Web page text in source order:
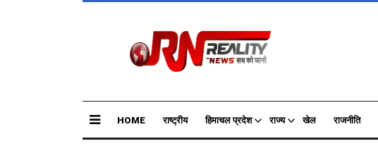
HOME राष्ट्रीय हिमाचल प्रदेश राज्य खेल राजनीति